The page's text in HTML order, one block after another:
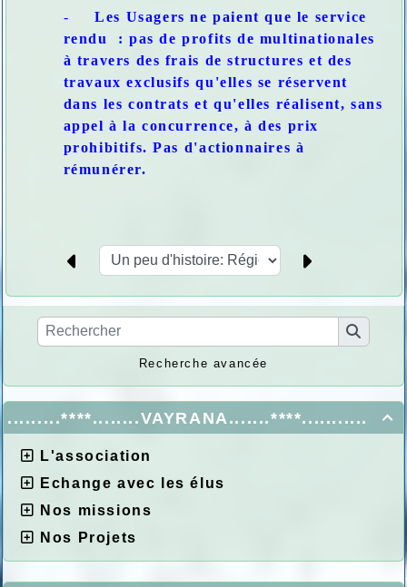
Recherche avancée

.........****........VAYRANA.......****...........
L'association
Echange avec les élus
Nos missions
Nos Projets
-Les Usagers ne paient que le service
rendu : pas de profits de multinationales
à travers des frais de structures et des
travaux exclusifs qu'elles se réservent
dans les contrats et qu'elles réalisent, sans
appel à la concurrence, à des prix
prohibitifs. Pas d'actionnaires à
rémunérer.